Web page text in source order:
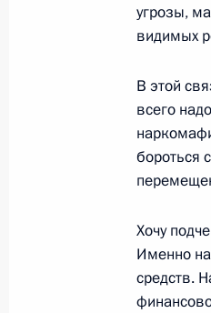
5
5 апреля
угрозы,
видимых
В этой
всего
бороться
Хочу
Именно
средств.